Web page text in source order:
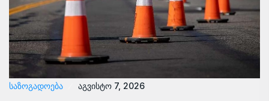
ᲡᲐᲖᲝᲒᲐᲓᲝᲔᲑᲐ აგვისტო 7, 2026